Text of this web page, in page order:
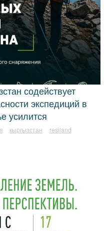
содействует
экспедиций в
усилится
кыргызстан resiland